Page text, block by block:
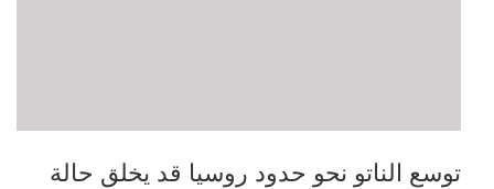
توسع الناتو نحو حدود روسيا قد يخلق حالة